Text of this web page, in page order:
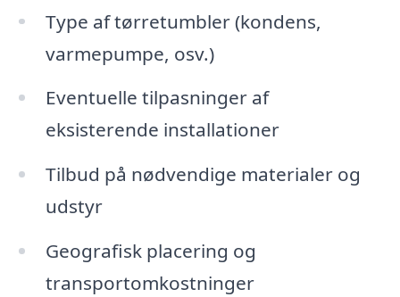
Type af tørretumbler (kondens,
varmepumpe, osv.)
Eventuelle tilpasninger af
eksisterende installationer
Tilbud på nødvendige materialer og
udstyr
Geografisk placering og
transportomkostninger